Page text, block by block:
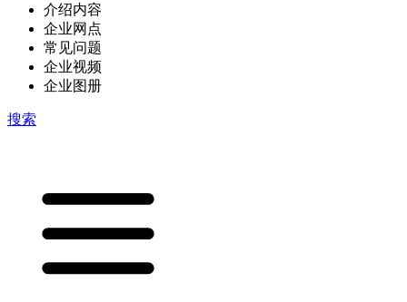
介绍内容
企业网点
常见问题
企业视频
企业图册
搜索